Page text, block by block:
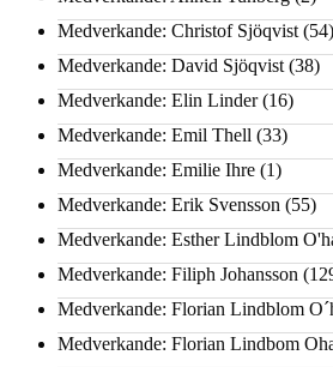
Medverkande: Christof Sjöqvist (54)
Medverkande: David Sjöqvist (38)
Medverkande: Elin Linder(16)
Medverkande: Emil Thell (33)
Medverkande: Emilie Ihre (1)
Medverkande: Erik Svensson (55)
Medverkande: Esther Lindblom
Medverkande: Filiph Johansson
Medverkande: Florian Lindblom
Medverkande: Florian Lindbom